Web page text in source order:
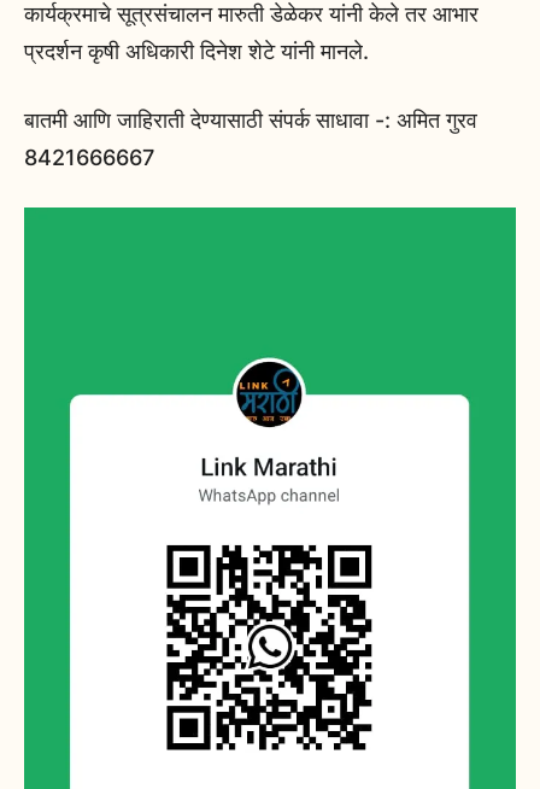
कार्यक्रमाचे सूत्रसंचालन मारुती डेळेकर यांनी केले तर आभार
प्रदर्शन कृषी अधिकारी दिनेश शेटे यांनी मानले.
बातमी आणि जाहिराती देण्यासाठी संपर्क साधावा -: अमित गुरव
8421666667